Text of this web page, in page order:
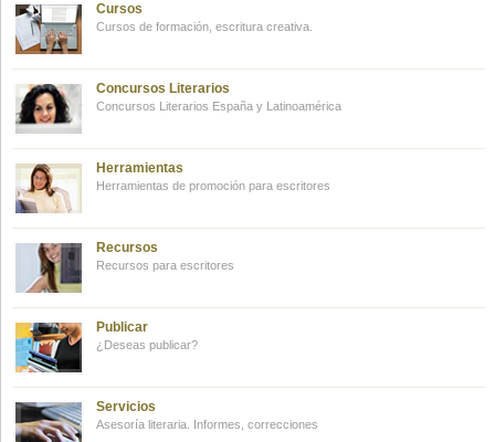
Cursos
Cursos de formación, escritura creativa.
Concursos Literarios
Concursos Literarios España y Latinoamérica
Herramientas
Herramientas de promoción para escritores
Recursos
Recursos para escritores
Publicar
¿Deseas publicar?
Servicios
Asesoría literaria. Informes, correcciones